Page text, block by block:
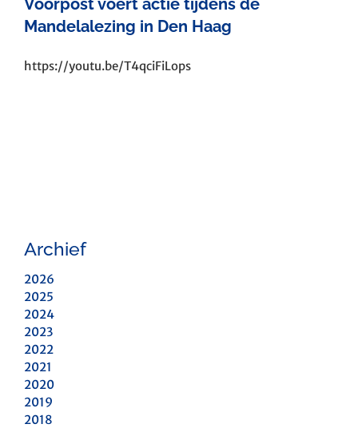
Mandelalezing in Den Haag
https://youtu.be/T4qciFiLops
Archief
2026
2025
2024
2023
2022
2021
2020
2019
2018